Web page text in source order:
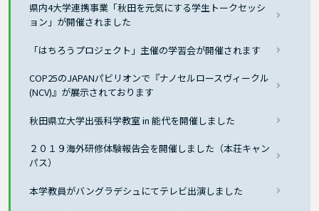
県内4大学連携事業「秋田を元気にする学生トークセッシ
ョン」が開催されました
「はちろうプロジェクト」主催の学習会が開催されます
COP25のJAPANパビリオンで『ナノセルロースヴィークル
(NCV)』が展示されております
秋田県立大学出張科学教室 in 能代を開催しました
２０１９海外研修体験報告会を開催しました（本荘キャン
パス）
本学教員がバングラデシュにてテレビ出演しました